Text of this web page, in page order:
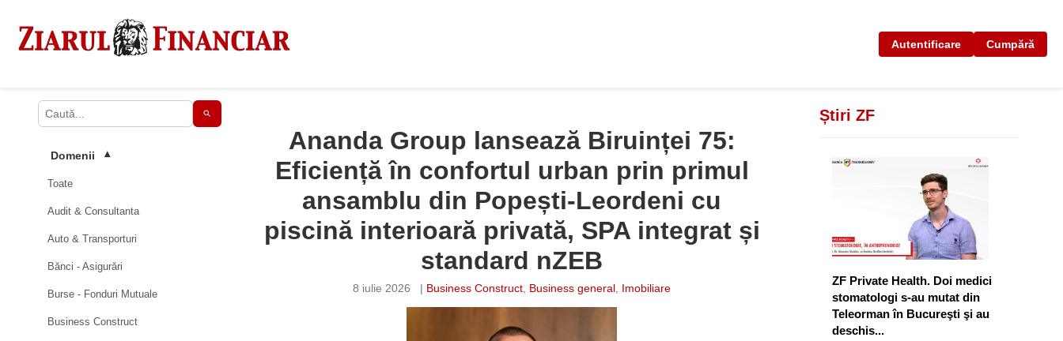
Autentificare Cumpără
Domenii ▾
Toate
Audit & Consultanta
Auto & Transporturi
Bănci - Asigurări
Burse - Fonduri Mutuale
Business Construct
Ananda Group lansează Biruinței 75:
Eficiență în confortul urban prin primul
ansamblu din Popești-Leordeni cu
piscină interioară privată, SPA integrat și
standard nZEB
8 iulie 2026 | Business Construct, Business general, Imobiliare
Știri ZF
ZF Private Health. Doi medici
stomatologi s-au mutat din
Teleorman în Bucureşti şi au
deschis...